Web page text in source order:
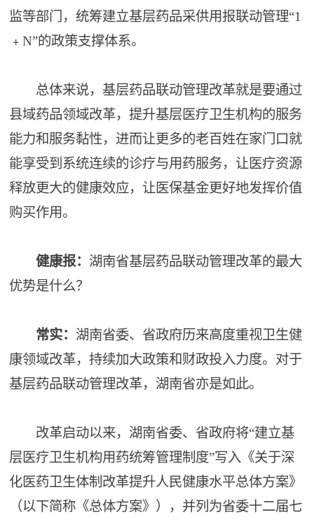
监等部门，统筹建立基层药品采供用报联动管理“1
﹢N”的政策支撑体系。
总体来说，基层药品联动管理改革就是要通过
县域药品领域改革，提升基层医疗卫生机构的服务
能力和服务黏性，进而让更多的老百姓在家门口就
能享受到系统连续的诊疗与用药服务，让医疗资源
释放更大的健康效应，让医保基金更好地发挥价值
购买作用。
健康报： 湖南省基层药品联动管理改革的最大
优势是什么？
常实： 湖南省委、省政府历来高度重视卫生健
康领域改革，持续加大政策和财政投入力度。对于
基层药品联动管理改革，湖南省亦是如此。
改革启动以来，湖南省委、省政府将“建立基
层医疗卫生机构用药统筹管理制度”写入《关于深
化医药卫生体制改革提升人民健康水平总体方案》
（以下简称《总体方案》），并列为省委十二届七